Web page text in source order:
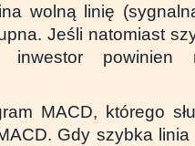
wolną linię
Jeśli natomiast
powinien
MACD, którego
Gdy szybka